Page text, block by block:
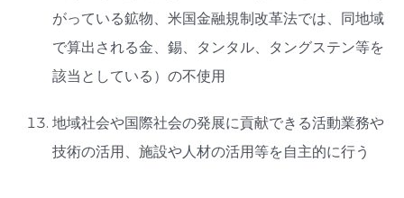
がっている鉱物、米国金融規制改革法では、同地域
で算出される金、錫、タンタル、タングステン等を
該当としている）の不使用
地域社会や国際社会の発展に貢献できる活動業務や
技術の活用、施設や人材の活用等を自主的に行う